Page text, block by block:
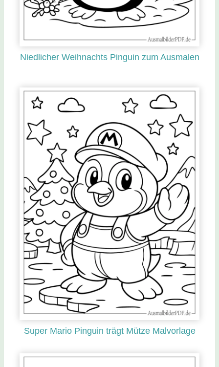
Niedlicher Weihnachts Pinguin zum Ausmalen
Super Mario Pinguin trägt Mütze Malvorlage